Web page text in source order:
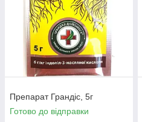
Препарат Грандіс, 5г
Готово до відправки